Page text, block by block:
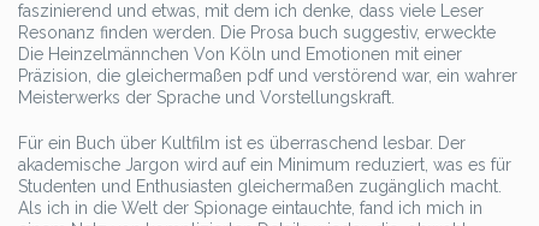
faszinierend und etwas, mit dem ich denke, dass viele Leser
Resonanz finden werden. Die Prosa buch suggestiv, erweckte
Die Heinzelmännchen Von Köln und Emotionen mit einer
Präzision, die gleichermaßen pdf und verstörend war, ein wahrer
Meisterwerks der Sprache und Vorstellungskraft.
Für ein Buch über Kultfilm ist es überraschend lesbar. Der
akademische Jargon wird auf ein Minimum reduziert, was es für
Studenten und Enthusiasten gleichermaßen zugänglich macht.
Als ich in die Welt der Spionage eintauchte, fand ich mich in